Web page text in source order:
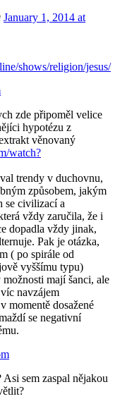
January 1, 2014 at
shows/religion/jesus/
zde připoměl velice
hypotézu z
věnovaný
watch?
trendy v duchovnu,
způsobem, jakým
se civilizací a
vždy zaručila, že i
dopadla vždy jinak,
Pak je otázka,
( po spirále od
vyššímu typu)
mají šanci, ale
navzájem
momentě dosažené
se negativní
sem zaspal nějakou